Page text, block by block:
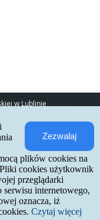
w Lublinie
06-17
Zezwalaj
plików cookies na
cookies użytkownik
przeglądarki
serwisu internetowego,
oznacza, iż
Czytaj więcej